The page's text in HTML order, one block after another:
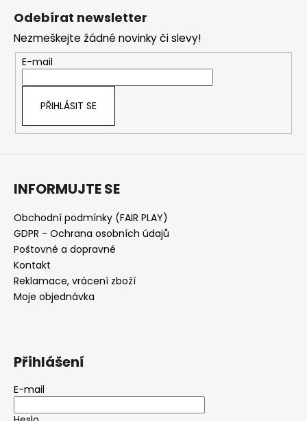
Odebírat newsletter
Nezmeškejte žádné novinky či slevy!
E-mail
PŘIHLÁSIT SE
INFORMUJTE SE
Obchodní podmínky (FAIR PLAY)
GDPR - Ochrana osobních údajů
Poštovné a dopravné
Kontakt
Reklamace, vrácení zboží
Moje objednávka
Přihlášení
E-mail